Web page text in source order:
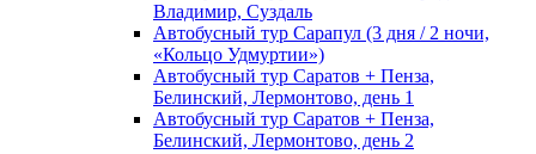
Владимир, Суздаль
Автобусный тур Сарапул (3 дня / 2 ночи,
«Кольцо Удмуртии»)
Автобусный тур Саратов + Пенза,
Белинский, Лермонтово, день 1
Автобусный тур Саратов + Пенза,
Белинский, Лермонтово, день 2